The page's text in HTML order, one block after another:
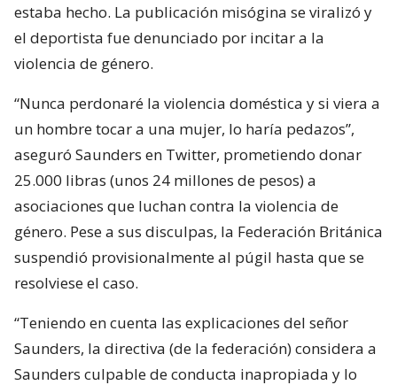
estaba hecho. La publicación misógina se viralizó y
el deportista fue denunciado por incitar a la
violencia de género.
“Nunca perdonaré la violencia doméstica y si viera a
un hombre tocar a una mujer, lo haría pedazos”,
aseguró Saunders en Twitter, prometiendo donar
25.000 libras (unos 24 millones de pesos) a
asociaciones que luchan contra la violencia de
género. Pese a sus disculpas, la Federación Británica
suspendió provisionalmente al púgil hasta que se
resolviese el caso.
“Teniendo en cuenta las explicaciones del señor
Saunders, la directiva (de la federación) considera a
Saunders culpable de conducta inapropiada y lo